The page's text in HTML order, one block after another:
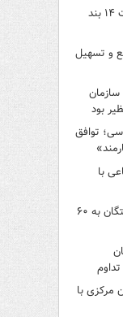
فصل نوین در دیپلماسی ایران؛ جزئیات ۱۴ بند
و تسهیل
سازمان
بود
توافق
با
مبلغ تسهیلات قرض الحسنه بازنشستگان به ۶۰
است
مرکزی با